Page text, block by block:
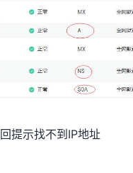
提示找不到IP地址